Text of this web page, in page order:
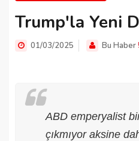
Trump'la Yeni
01/03/2025 Bu Haber
ABD emperyalist
çıkmıyor aksine